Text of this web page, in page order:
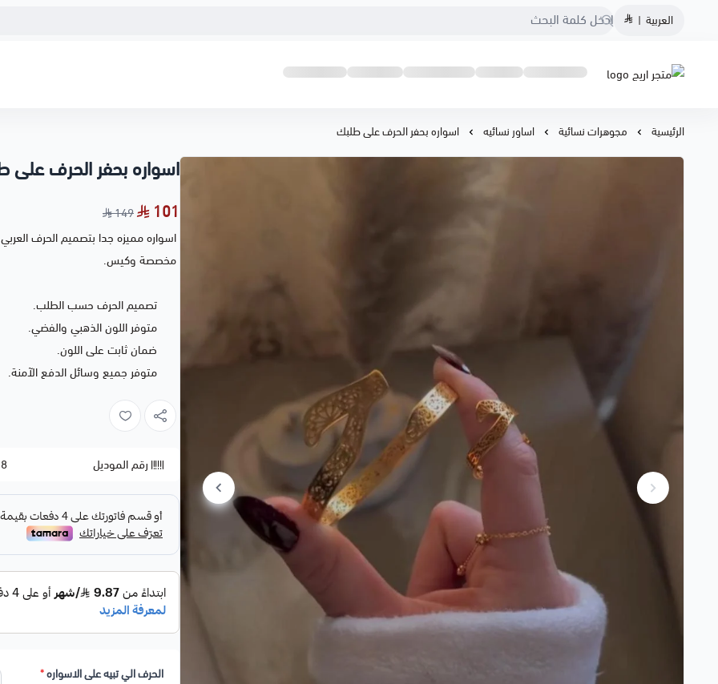
العربية |
متجر اريج
الرئيسية مجوهرات نسائية اساور نسائيه اسواره بحفر الحرف على طلبك
اسواره بحفر الحرف على
101
149
اسواره مميزه جدا بتصميم الحرف
مخصصة وكيس.
تصميم الحرف حسب الطلب.
متوفر اللون الذهبي والفضي.
ضمان ثابت على اللون.
متوفر جميع وسائل الدفع الآمنة.
رقم الموديل
الحرف الي تبيه على الاسواره*